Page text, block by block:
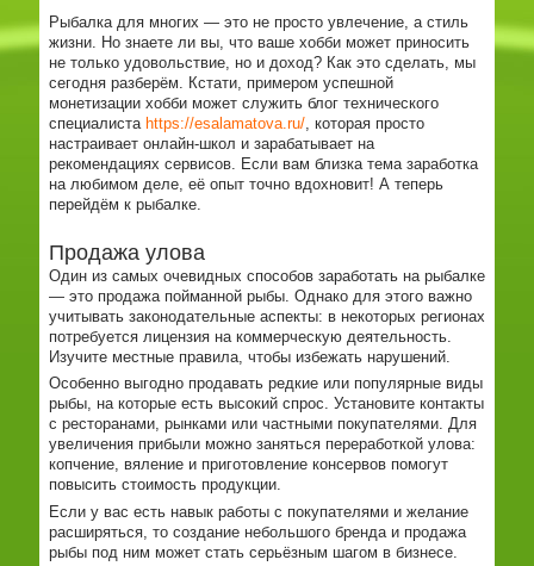
Рыбалка для многих — это не просто увлечение, а стиль
жизни. Но знаете ли вы, что ваше хобби может приносить
не только удовольствие, но и доход? Как это сделать, мы
сегодня разберём. Кстати, примером успешной
монетизации хобби может служить блог технического
специалиста https://esalamatova.ru/, которая просто
настраивает онлайн-школ и зарабатывает на
рекомендациях сервисов. Если вам близка тема заработка
на любимом деле, её опыт точно вдохновит! А теперь
перейдём к рыбалке.
Продажа улова
Один из самых очевидных способов заработать на рыбалке
— это продажа пойманной рыбы. Однако для этого важно
учитывать законодательные аспекты: в некоторых регионах
потребуется лицензия на коммерческую деятельность.
Изучите местные правила, чтобы избежать нарушений.
Особенно выгодно продавать редкие или популярные виды
рыбы, на которые есть высокий спрос. Установите контакты
с ресторанами, рынками или частными покупателями. Для
увеличения прибыли можно заняться переработкой улова:
копчение, вяление и приготовление консервов помогут
повысить стоимость продукции.
Если у вас есть навык работы с покупателями и желание
расширяться, то создание небольшого бренда и продажа
рыбы под ним может стать серьёзным шагом в бизнесе.